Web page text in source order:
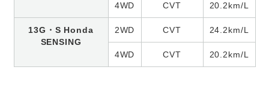
4WD CVT 20.2km/L
13G・S Honda
SENSING
2WD CVT 24.2km/L
4WD CVT 20.2km/L